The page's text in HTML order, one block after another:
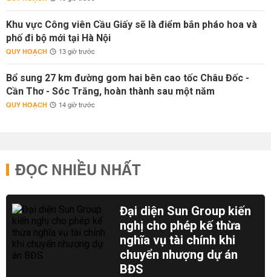
Khu vực Công viên Cầu Giấy sẽ là điểm bắn pháo hoa và
phố đi bộ mới tại Hà Nội
QUY HOẠCH 13 giờ trước
Bổ sung 27 km đường gom hai bên cao tốc Châu Đốc -
Cần Thơ - Sóc Trăng, hoàn thành sau một năm
QUY HOẠCH 14 giờ trước
ĐỌC NHIỀU NHẤT
Đại diện Sun Group kiến
nghị cho phép kế thừa
nghĩa vụ tài chính khi
chuyển nhượng dự án
BĐS